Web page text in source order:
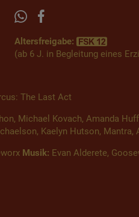
Altersfreigabe:
(ab 6 J. in Begleitung eines
The Last Act
Michael Kovach, Amanda
Kaelyn Hutson,
Musik: Evan Alderete,